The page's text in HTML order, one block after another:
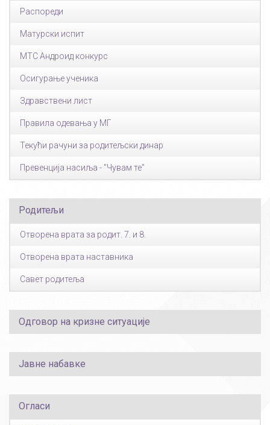
Распореди
Матурски испит
МТС Андроид конкурс
Осигурање ученика
Здравствени лист
Правила одевања у МГ
Текући рачуни за родитељски динар
Превенција насиља - "Чувам те"
Родитељи
Отворена врата за родит. 7. и 8.
Отворена врата наставника
Савет родитеља
Одговор на кризне ситуације
Јавне набавке
Огласи